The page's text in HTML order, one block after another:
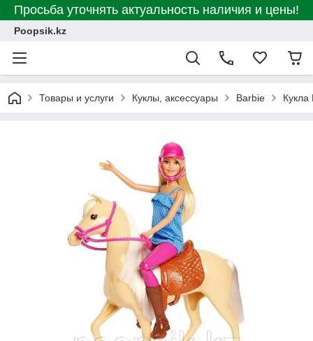
Просьба уточнять актуальность наличия и цены!
Poopsik.kz
Товары и услуги Куклы, аксессуары Barbie